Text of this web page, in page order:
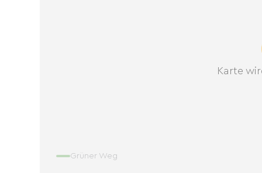
Karte
Grüner Weg